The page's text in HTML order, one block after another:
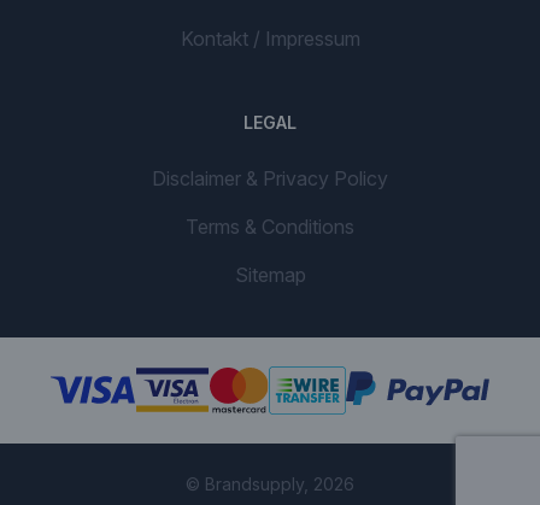
Kontakt / Impressum
LEGAL
Disclaimer & Privacy Policy
Terms & Conditions
Sitemap
© Brandsupply, 2026